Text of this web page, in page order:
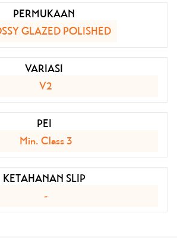
PERMUKAAN
GLAZED POLISHED
VARIASI
V2
PEI
Min. Class 3
KETAHANAN SLIP
-